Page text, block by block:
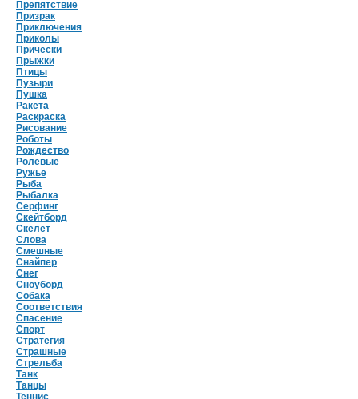
Препятствие
Призрак
Приключения
Приколы
Прически
Прыжки
Птицы
Пузыри
Пушка
Ракета
Раскраска
Рисование
Роботы
Рождество
Ролевые
Ружье
Рыба
Рыбалка
Серфинг
Скейтборд
Скелет
Слова
Смешные
Снайпер
Снег
Сноуборд
Собака
Соответствия
Спасение
Спорт
Стратегия
Страшные
Стрельба
Танк
Танцы
Теннис